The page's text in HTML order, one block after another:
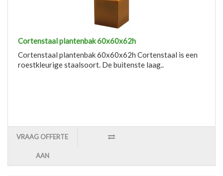
Cortenstaal plantenbak 60x60x62h
Cortenstaal plantenbak 60x60x62h Cortenstaal is een
roestkleurige staalsoort. De buitenste laag..
VRAAG OFFERTE
AAN